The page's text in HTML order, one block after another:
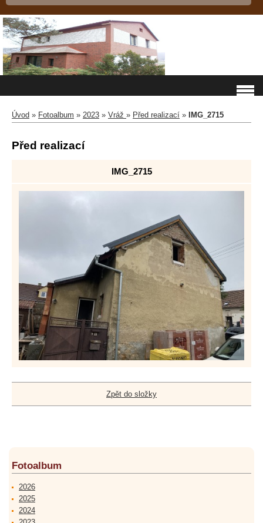
Úvod » Fotoalbum » 2023 » Vráž » Před realizací » IMG_2715
Před realizací
IMG_2715
Zpět do složky
Fotoalbum
2026
2025
2024